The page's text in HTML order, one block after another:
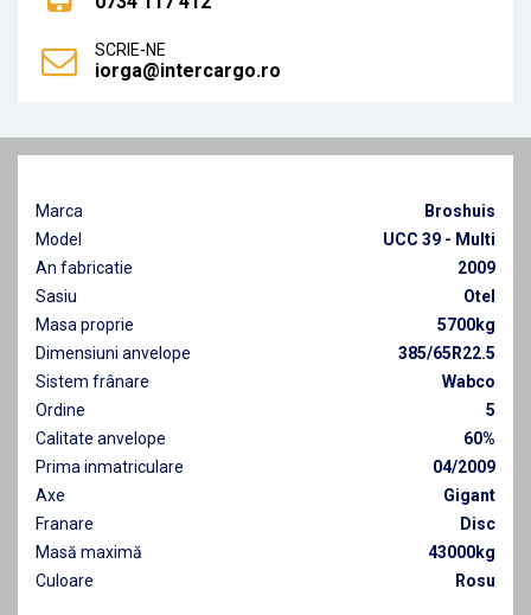
SCRIE-NE
iorga@intercargo.ro
Marca
Broshuis
Model
UCC 39 - Multi
An fabricatie
2009
Sasiu
Otel
Masa proprie
5700kg
Dimensiuni anvelope
385/65R22.5
Sistem frânare
Wabco
Ordine
5
Calitate anvelope
60%
Prima inmatriculare
04/2009
Axe
Gigant
Franare
Disc
Masă maximă
43000kg
Culoare
Rosu